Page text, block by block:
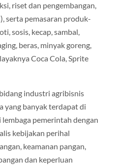
riset dan pengembangan,
serta pemasaran produk-
sosis, kecap, sambal,
beras, minyak goreng,
Coca Cola, Sprite
industri agribisnis
yang banyak terdapat di
pemerintah dengan
kebijakan perihal
keamanan pangan,
dan keperluan